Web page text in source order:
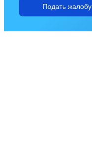
Подать жалобу